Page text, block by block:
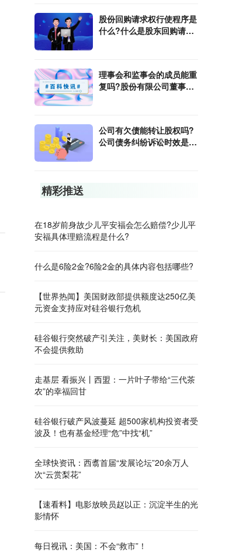
股份回购请求权行使程序是
什么?什么是股东回购请求
理事会和监事会的成员能重
复吗?股份有限公司董事会
公司有欠债能转让股权吗?
公司债务纠纷诉讼时效是多
精彩推送
在18岁前身故​少儿平安福会怎么赔偿?少儿平
安福具体理赔流程是什么?
什么是​6险2金?​6险2金的具体内容包括哪些?
【世界热闻】美国财政部提供额度达250亿美
元资金支持应对硅谷银行危机
硅谷银行突然破产引关注，美财长：美国政府
不会提供救助
走基层 看振兴丨西盟：一片叶子带给“三代茶
农”的幸福回甘
硅谷银行破产风波蔓延 超500家机构投资者受
波及！也有基金经理“危”中找“机”
全球快资讯：西翥首届“发展论坛”20余万人
次“云赏梨花”
【速看料】电影放映员赵以正：沉淀半生的光
影情怀
每日视讯：美国：不会“救市”！